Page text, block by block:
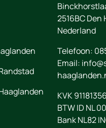
2516BCDen
Nederland
Telefoon:
Email:
KVK 91181356
BTW ID NL
Bank NL82